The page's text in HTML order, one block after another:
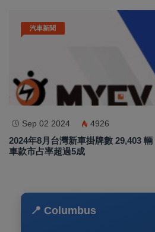
汽車新聞
Sep 02 2024 4926
2024年8月台灣新車掛牌數 29,403
車款市占率超過5成
📍 Columbus